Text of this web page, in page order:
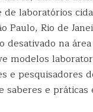
laboratórios
Rio de
desativado na
modelos
e pesquisadores
e práticas